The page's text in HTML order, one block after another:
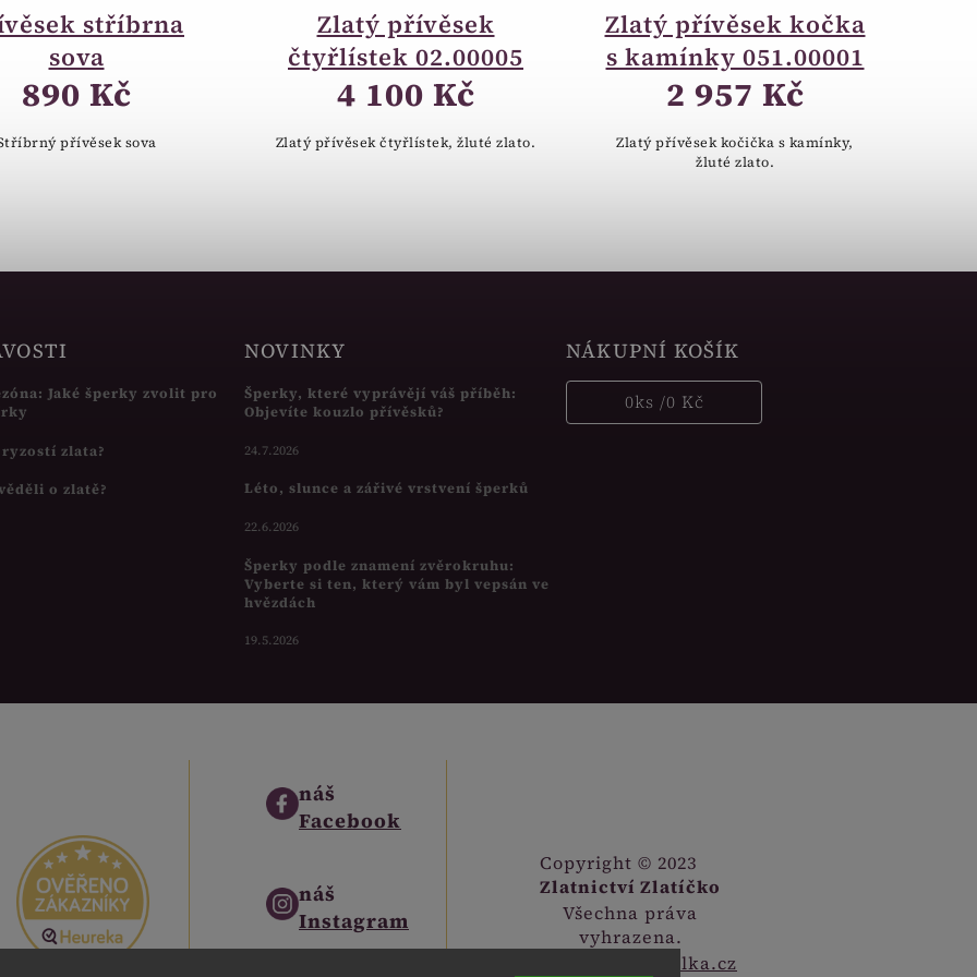
stříbrna
sova
890 Kč
přívěsek sova
Zlatý přívěsek
čtyřlístek 02.00005
4 100 Kč
Zlatý přívěsek čtyřlístek, žluté zlato.
Zlatý přívěsek kočka
s kamínky 051.00001
2 957 Kč
Zlatý přívěsek kočička s kamínky,
žluté zlato.
Jaké šperky zvolit pro
ryzostí zlata?
o zlatě?
NOVINKY
Šperky, které vyprávějí váš příběh:
Objevíte kouzlo přívěsků?
24.7.2026
Léto, slunce a zářivé vrstvení šperků
22.6.2026
Šperky podle znamení zvěrokruhu:
Vyberte si ten, který vám byl vepsán ve
hvězdách
19.5.2026
NÁKUPNÍ KOŠÍK
0ks /0 Kč
náš
Facebook
náš
Instagram
Copyright © 2023
Zlatnictví Zlatíčko
Všechna práva
vyhrazena.
Digitalka.cz